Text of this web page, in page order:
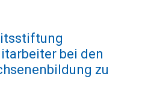
bei den
zu